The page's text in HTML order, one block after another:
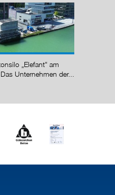
„Elefant“ am
Unternehmen der...